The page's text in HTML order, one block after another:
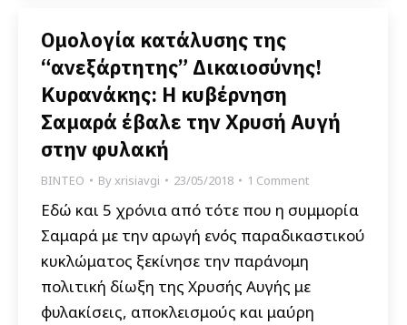
Ομολογία κατάλυσης της
“ανεξάρτητης” Δικαιοσύνης!
Κυρανάκης: Η κυβέρνηση
Σαμαρά έβαλε την Χρυσή Αυγή
στην φυλακή
ΒΙΝΤΕΟ Byxrisiavgi 23/05/2018 1 Comment
Εδώ και 5 χρόνια από τότε που η συμμορία
Σαμαρά με την αρωγή ενός παραδικαστικού
κυκλώματος ξεκίνησε την παράνομη
πολιτική δίωξη της Χρυσής Αυγής με
φυλακίσεις, αποκλεισμούς και μαύρη